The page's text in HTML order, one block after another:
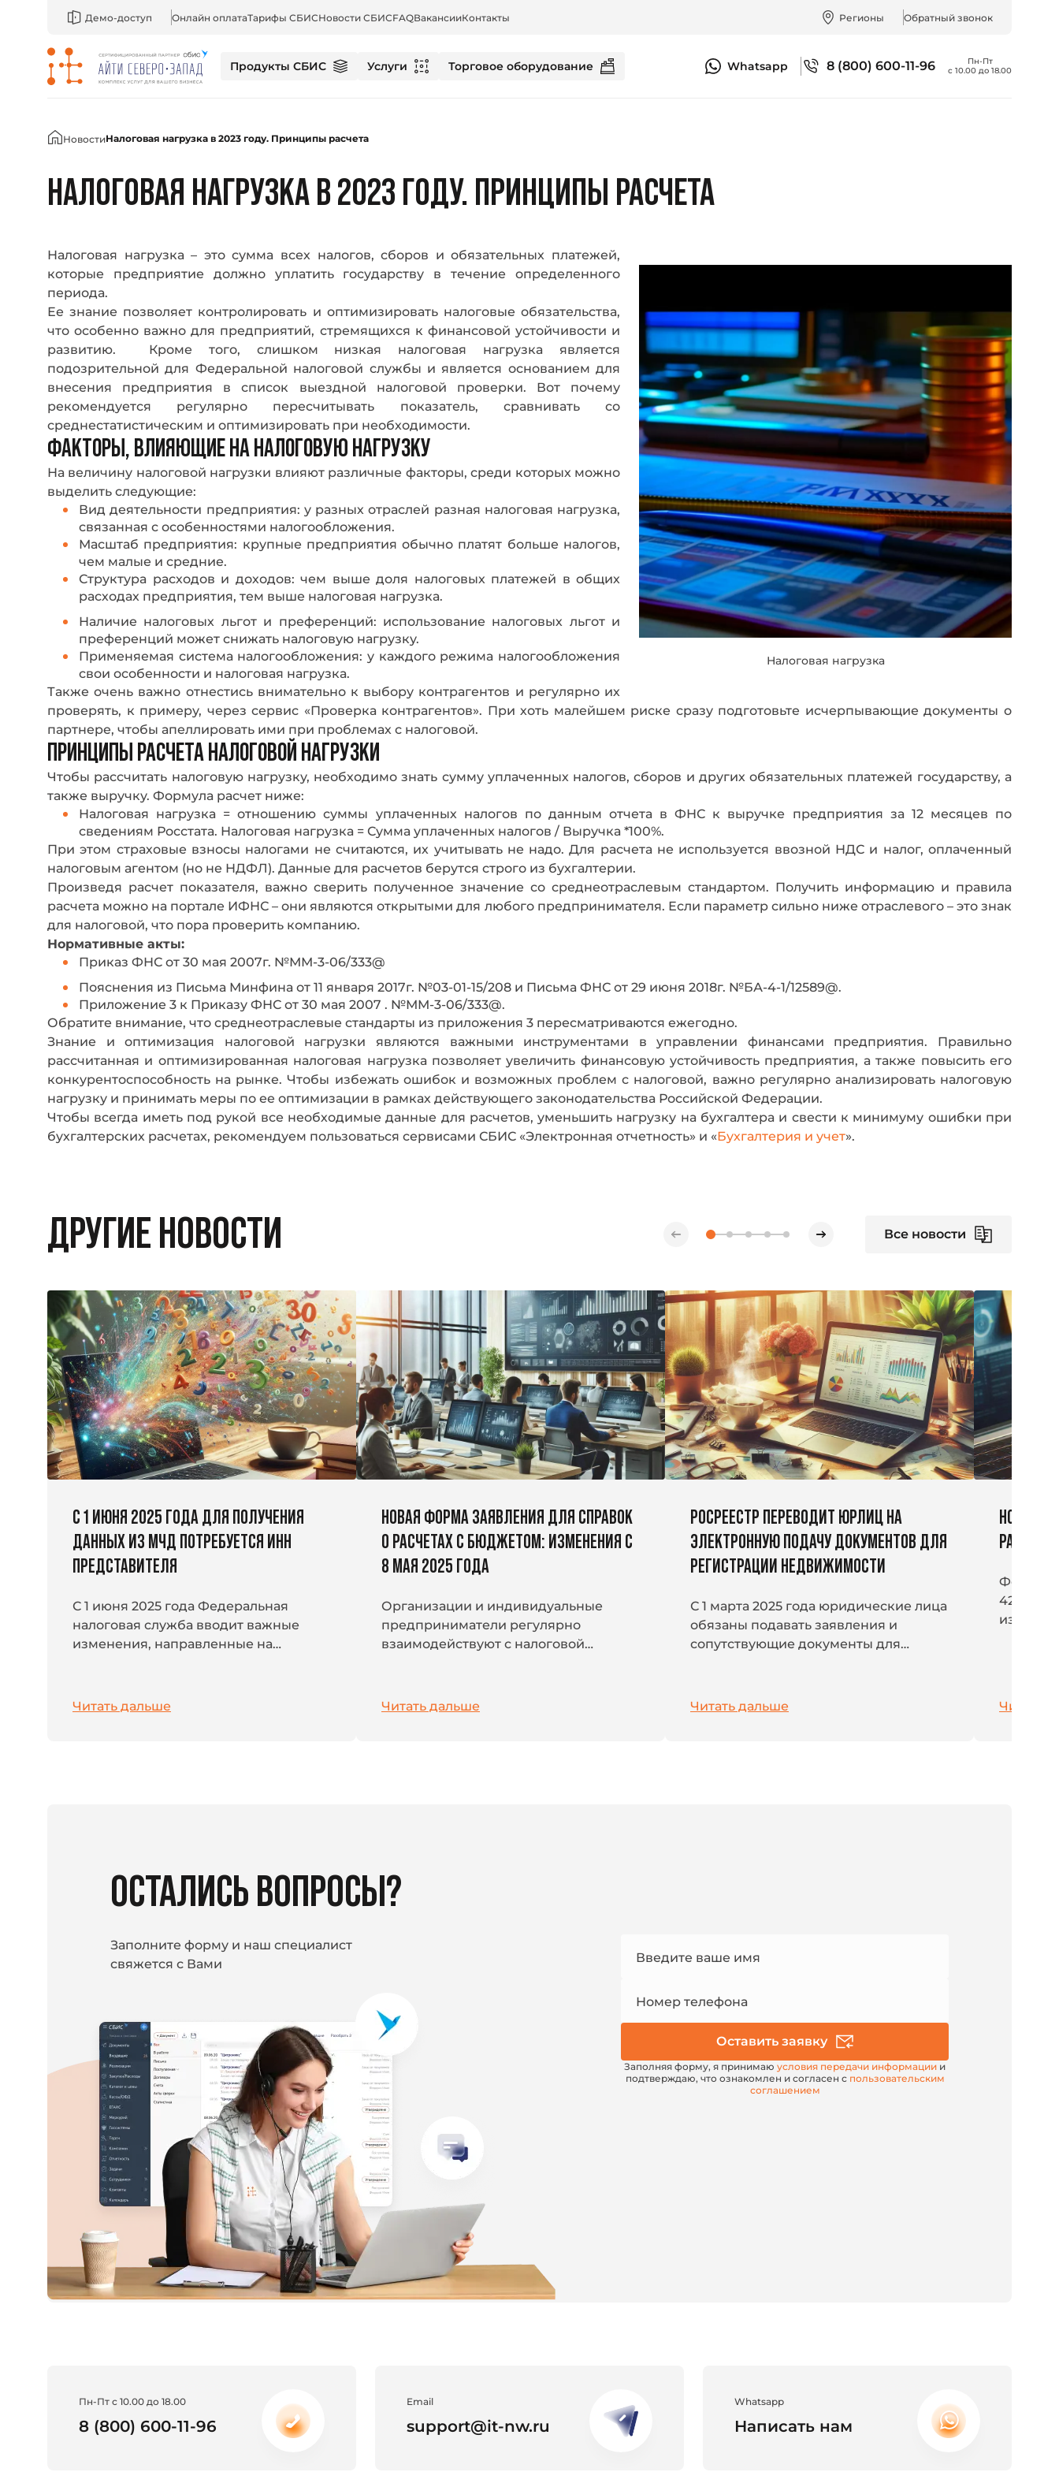
Демо-доступ Онлайн оплатаТарифы СБИСНовости СБИСFAQВакансииКонтакты Регионы Обратный звонок
Продукты СБИС Услуги Торговое оборудование Whatsapp 8 (800) 600-11-96
Пн-Пт
с 10.00 до 18.00
Главная
НовостиНалоговая нагрузка в 2023 году. Принципы расчета
НАЛОГОВАЯ НАГРУЗКА В 2023 ГОДУ. ПРИНЦИПЫ РАСЧЕТА
Налоговая нагрузка
Налоговая нагрузка – это сумма всех налогов, сборов и обязательных платежей,
которые предприятие должно уплатить государству в течение определенного
периода.
Ее знание позволяет контролировать и оптимизировать налоговые обязательства,
что особенно важно для предприятий, стремящихся к финансовой устойчивости и
развитию. Кроме того, слишком низкая налоговая нагрузка является
подозрительной для Федеральной налоговой службы и является основанием для
внесения предприятия в список выездной налоговой проверки. Вот почему
рекомендуется регулярно пересчитывать показатель, сравнивать со
среднестатистическим и оптимизировать при необходимости.
ФАКТОРЫ, ВЛИЯЮЩИЕ НА НАЛОГОВУЮ НАГРУЗКУ
На величину налоговой нагрузки влияют различные факторы, среди которых можно
выделить следующие:
Вид деятельности предприятия: у разных отраслей разная налоговая нагрузка,
связанная с особенностями налогообложения.
Масштаб предприятия: крупные предприятия обычно платят больше налогов,
чем малые и средние.
Структура расходов и доходов: чем выше доля налоговых платежей в общих
расходах предприятия, тем выше налоговая нагрузка.
Наличие налоговых льгот и преференций: использование налоговых льгот и
преференций может снижать налоговую нагрузку.
Применяемая система налогообложения: у каждого режима налогообложения
свои особенности и налоговая нагрузка.
Также очень важно отнестись внимательно к выбору контрагентов и регулярно их
проверять, к примеру, через сервис «Проверка контрагентов». При хоть малейшем риске сразу подготовьте исчерпывающие документы о
партнере, чтобы апеллировать ими при проблемах с налоговой.
ПРИНЦИПЫ РАСЧЕТА НАЛОГОВОЙ НАГРУЗКИ
Чтобы рассчитать налоговую нагрузку, необходимо знать сумму уплаченных налогов, сборов и других обязательных платежей государству, а
также выручку. Формула расчет ниже:
Налоговая нагрузка = отношению суммы уплаченных налогов по данным отчета в ФНС к выручке предприятия за 12 месяцев по
сведениям Росстата. Налоговая нагрузка = Сумма уплаченных налогов / Выручка *100%.
При этом страховые взносы налогами не считаются, их учитывать не надо. Для расчета не используется ввозной НДС и налог, оплаченный
налоговым агентом (но не НДФЛ). Данные для расчетов берутся строго из бухгалтерии.
Произведя расчет показателя, важно сверить полученное значение со среднеотраслевым стандартом. Получить информацию и правила
расчета можно на портале ИФНС – они являются открытыми для любого предпринимателя. Если параметр сильно ниже отраслевого – это знак
для налоговой, что пора проверить компанию.
Нормативные акты:
Приказ ФНС от 30 мая 2007г. №ММ-3-06/333@
Пояснения из Письма Минфина от 11 января 2017г. №03-01-15/208 и Письма ФНС от 29 июня 2018г. №БА-4-1/12589@.
Приложение 3 к Приказу ФНС от 30 мая 2007 . №ММ-3-06/333@.
Обратите внимание, что среднеотраслевые стандарты из приложения 3 пересматриваются ежегодно.
Знание и оптимизация налоговой нагрузки являются важными инструментами в управлении финансами предприятия. Правильно
рассчитанная и оптимизированная налоговая нагрузка позволяет увеличить финансовую устойчивость предприятия, а также повысить его
конкурентоспособность на рынке. Чтобы избежать ошибок и возможных проблем с налоговой, важно регулярно анализировать налоговую
нагрузку и принимать меры по ее оптимизации в рамках действующего законодательства Российской Федерации.
Чтобы всегда иметь под рукой все необходимые данные для расчетов, уменьшить нагрузку на бухгалтера и свести к минимуму ошибки при
бухгалтерских расчетах, рекомендуем пользоваться сервисами СБИС «Электронная отчетность» и «Бухгалтерия и учет».
ДРУГИЕ НОВОСТИ Все новости
С 1 ИЮНЯ 2025 ГОДА ДЛЯ ПОЛУЧЕНИЯ
ДАННЫХ ИЗ МЧД ПОТРЕБУЕТСЯ ИНН
ПРЕДСТАВИТЕЛЯ
С 1 июня 2025 года Федеральная
налоговая служба вводит важные
изменения, направленные на
тексте машиночитаемой
Читать дальше
НОВАЯ ФОРМА ЗАЯВЛЕНИЯ ДЛЯ СПРАВОК
О РАСЧЕТАХ С БЮДЖЕТОМ: ИЗМЕНЕНИЯ С
8 МАЯ 2025 ГОДА
Организации и индивидуальные
предприниматели регулярно
взаимодействуют с налоговой
платежи. В условиях перехода на
Читать дальше
РОСРЕЕСТР ПЕРЕВОДИТ ЮРЛИЦ НА
ЭЛЕКТРОННУЮ ПОДАЧУ ДОКУМЕНТОВ ДЛЯ
РЕГИСТРАЦИИ НЕДВИЖИМОСТИ
С 1 марта 2025 года юридические лица
обязаны подавать заявления и
сопутствующие документы для
на объекты недвижимости...
Читать дальше
НОВЫЕ
РАБОТЕ
420-ФЗ
Читать
ОСТАЛИСЬ ВОПРОСЫ?
Заполните форму и наш специалист
свяжется с Вами
Введите ваше имя
Номер телефона
Номер
e-mail
Оставить заявку
Заполняя форму, я принимаю условия передачи информации и
подтверждаю, что ознакомлен и согласен с пользовательским
соглашением
Пн-Пт с 10.00 до 18.00
8 (800) 600-11-96
Email
support@it-nw.ru
Whatsapp
Написать нам
Введите ваше имя
Номер телефона
Номер
e-mail
Оставить заявку
Заполняя форму, я принимаюусловия передачи информациии
подтверждаю, что ознакомлен и согласен спользовательским
соглашением
Введите ваше имя
Номер телефона
Номер
e-mail
Оставить заявку
Заполняя форму, я принимаюусловия передачи информациии
подтверждаю, что ознакомлен и согласен спользовательским
соглашением